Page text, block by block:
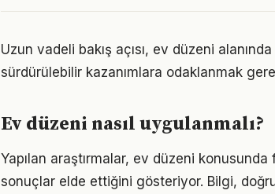
Uzun vadeli bakış açısı, ev düzeni
sürdürülebilir kazanımlara odaklanmak
Ev düzeni nasıl uygulanmalı?
Yapılan araştırmalar, ev düzeni
sonuçlar elde ettiğini gösteriyor. Bilgi,